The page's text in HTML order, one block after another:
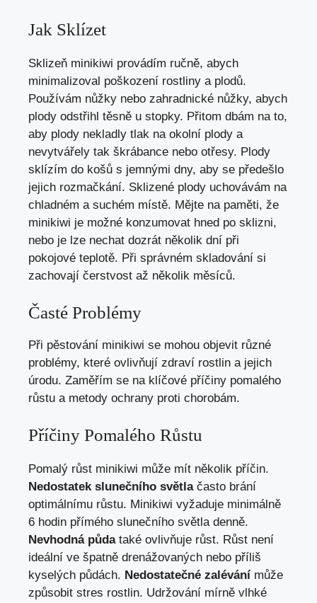
Jak Sklízet
Sklizeň minikiwi provádím ručně, abych
minimalizoval poškození rostliny a plodů.
Používám nůžky nebo zahradnické nůžky, abych
plody odstřihl těsně u stopky. Přitom dbám na to,
aby plody nekladly tlak na okolní plody a
nevytvářely tak škrábance nebo otřesy. Plody
sklízím do košů s jemnými dny, aby se předešlo
jejich rozmačkání. Sklizené plody uchovávám na
chladném a suchém místě. Mějte na paměti, že
minikiwi je možné konzumovat hned po sklizni,
nebo je lze nechat dozrát několik dní při
pokojové teplotě. Při správném skladování si
zachovají čerstvost až několik měsíců.
Časté Problémy
Při pěstování minikiwi se mohou objevit různé
problémy, které ovlivňují zdraví rostlin a jejich
úrodu. Zaměřím se na klíčové příčiny pomalého
růstu a metody ochrany proti chorobám.
Příčiny Pomalého Růstu
Pomalý růst minikiwi může mít několik příčin.
Nedostatek slunečního světlačasto brání
optimálnímu růstu. Minikiwi vyžaduje minimálně
6 hodin přímého slunečního světla denně.
Nevhodná půdataké ovlivňuje růst. Růst není
ideální ve špatně drenážovaných nebo příliš
kyselých půdách. Nedostatečné zalévání může
způsobit stres rostlin. Udržování mírně vlhké